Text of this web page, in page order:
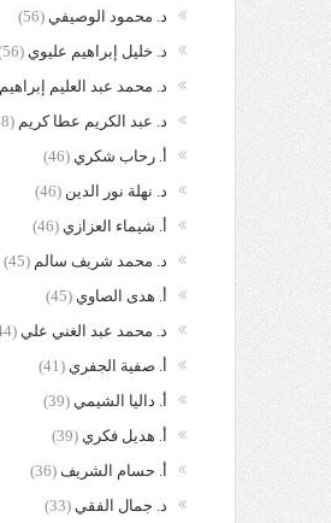
د. محمود الوصيفي (56)
د. خليل إبراهيم عليوي (56)
د. محمد عبد العليم إبراهيم
د. عبد الكريم عطا كريم (48)
أ. رحاب شكري (46)
د. نهلة نور الدين (46)
أ. شيماء العزازي (46)
د. محمد شريف سالم (45)
أ. هدى الصاوي (45)
د. محمد عبد الغني علي (44)
أ. صفية الجفري (41)
أ. داليا الشيمي (39)
أ. هديل فكري (39)
أ. حسام الشريف (36)
د. جمال الفقي (33)